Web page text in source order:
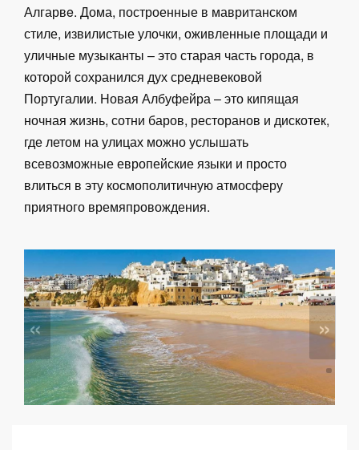
Алгарвe. Дома, построенные в мавританском
стиле, извилистые улочки, оживленные площади и
уличные музыканты – это старая часть города, в
которой сохранился дух средневековой
Португалии. Hовая Албуфейра – это кипящая
ночная жизнь, сотни баров, ресторанов и дискотек,
где летом на улицах можно услышать
всевозможные европейские языки и просто
влиться в эту космополитичную атмосферу
приятного времяпровождения.
« »